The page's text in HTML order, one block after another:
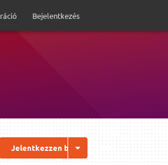
Bejelentkezés
Jelentkezzen be a válaszhoz